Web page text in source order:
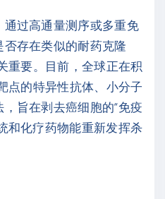
过高通量测序或多重免
存在类似的耐药克隆
重要。目前，全球正在积
点的特异性抗体、小分子
旨在剥去癌细胞的“免疫
和化疗药物能重新发挥杀